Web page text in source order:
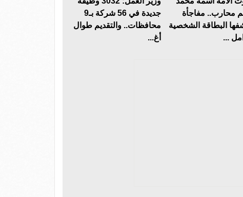
محارب.. مفاجأة
البطاقة الشخصية
...
جديدة في 56 شركة بـ9
محافظات.. والتقديم طوال
أغ...